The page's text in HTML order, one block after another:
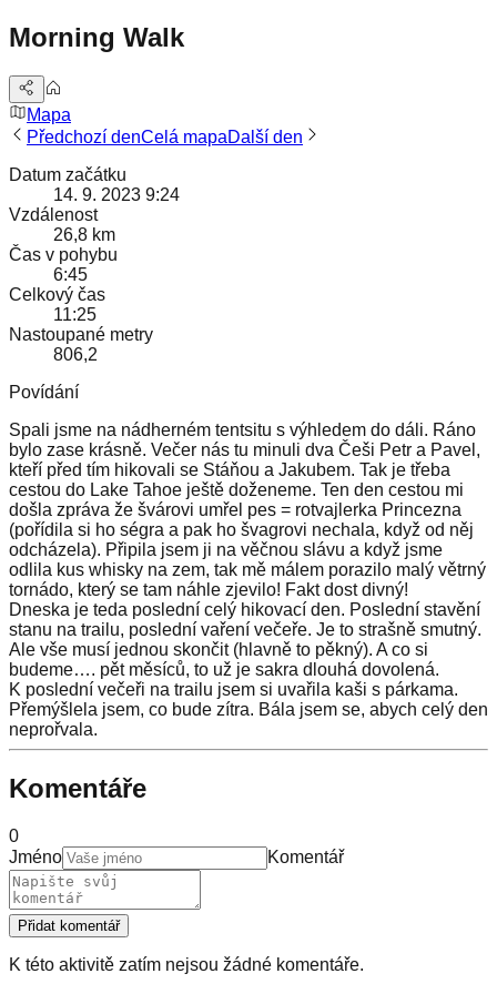
Morning Walk
Mapa
Předchozí denCelá mapaDalší den
Datum začátku
14. 9. 2023 9:24
Vzdálenost
26,8 km
Čas v pohybu
6:45
Celkový čas
11:25
Nastoupané metry
806,2
Povídání
Spali jsme na nádherném tentsitu s výhledem do dáli. Ráno
bylo zase krásně. Večer nás tu minuli dva Češi Petr a Pavel,
kteří před tím hikovali se Stáňou a Jakubem. Tak je třeba
cestou do Lake Tahoe ještě doženeme. Ten den cestou mi
došla zpráva že švárovi umřel pes = rotvajlerka Princezna
(pořídila si ho ségra a pak ho švagrovi nechala, když od něj
odcházela). Připila jsem ji na věčnou slávu a když jsme
odlila kus whisky na zem, tak mě málem porazilo malý větrný
tornádo, který se tam náhle zjevilo! Fakt dost divný!
Dneska je teda poslední celý hikovací den. Poslední stavění
stanu na trailu, poslední vaření večeře. Je to strašně smutný.
Ale vše musí jednou skončit (hlavně to pěkný). A co si
budeme…. pět měsíců, to už je sakra dlouhá dovolená.
K poslední večeři na trailu jsem si uvařila kaši s párkama.
Přemýšlela jsem, co bude zítra. Bála jsem se, abych celý den
neprořvala.
Komentáře
0
Jméno
Komentář
Přidat komentář
K této aktivitě zatím nejsou žádné komentáře.